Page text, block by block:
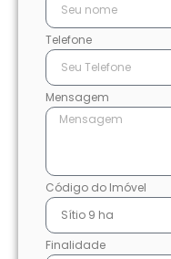
Telefone
Mensagem
Código do Imóvel
Finalidade